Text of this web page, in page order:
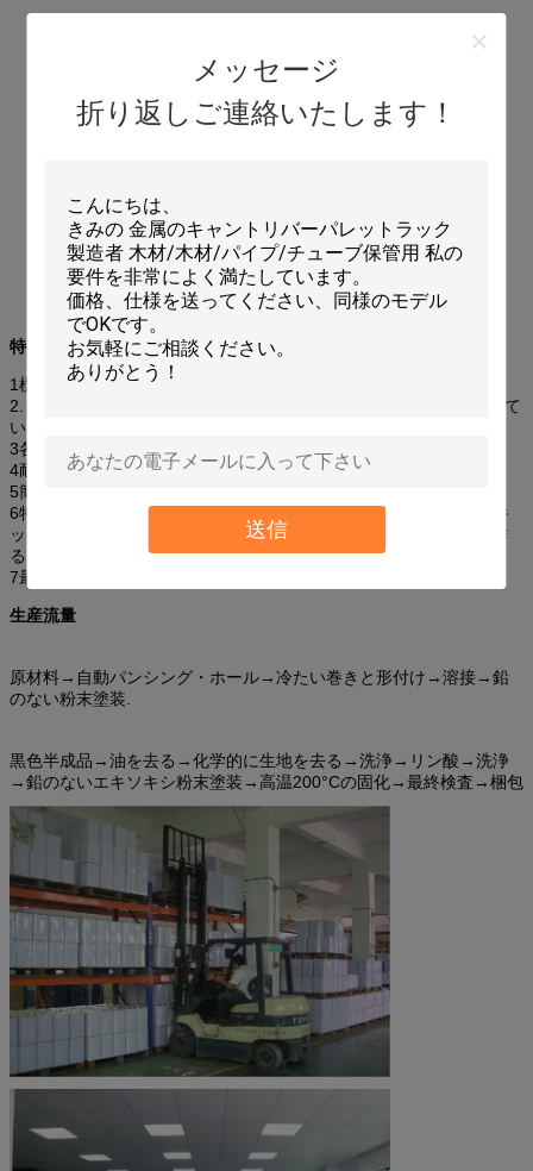
メッセージ
折り返しご連絡いたします！
送信
特徴:
1標準サイズでほとんどのラックに収まる
2. 垂直空間を完全に利用; すべての種類の商品を保管するのに適して
います;
3各棚の荷重は4000kgに達する.
4耐久性のある仕上げ,清潔な外観,耐火性
5簡単にパレットを保管することができます.
6特殊な付属器具とデッキを使用して,パレット (コイル,ドラム,スキ
ッド) のほか,他の種類のユニット負荷をサポートできるラックを作
ることができます.
7最大の強さと価値のために設計された
生産流量
原材料→自動パンシング・ホール→冷たい巻きと形付け→溶接→鉛
のない粉末塗装.
黒色半成品→油を去る→化学的に生地を去る→洗浄→リン酸→洗浄
→鉛のないエキソキシ粉末塗装→高温200°Cの固化→最終検査→梱包